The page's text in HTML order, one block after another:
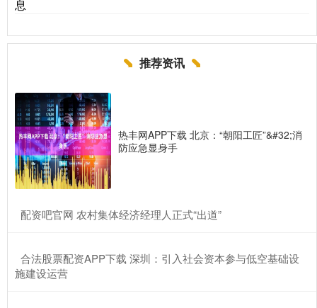
息
推荐资讯
热丰网APP下载 北京：“朝阳工匠”&#32;消
防应急显身手
​配资吧官网 农村集体经济经理人正式“出道”
​合法股票配资APP下载 深圳：引入社会资本参与低空基础设
施建设运营